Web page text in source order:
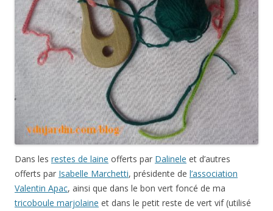
Dans les restes de laine offerts par Dalinele et d’autres
offerts par Isabelle Marchetti, présidente de l’association
Valentin Apac, ainsi que dans le bon vert foncé de ma
tricoboule marjolaine et dans le petit reste de vert vif (utilisé